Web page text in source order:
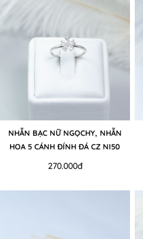
NHẪN BẠC NỮ NGỌCHY, NHẪN
HOA 5 CÁNH ĐÍNH ĐÁ CZ NI50
270.000đ